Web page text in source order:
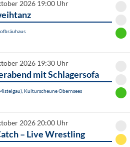
2026 19:00 Uhr
2026 19:30 Uhr
mit Schlagersofa
Kulturscheune Obernsees
2026 20:00 Uhr
– Live Wrestling